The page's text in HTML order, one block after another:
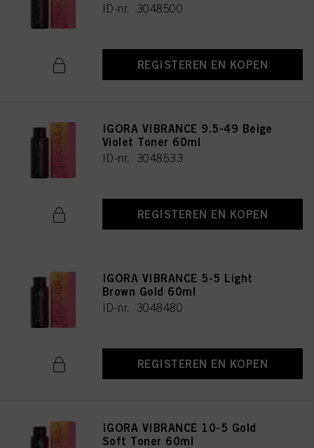
ID-nr. 3048500
REGISTEREN EN KOPEN
IGORA VIBRANCE 9.5-49 Beige
Violet Toner 60ml
ID-nr. 3048533
REGISTEREN EN KOPEN
IGORA VIBRANCE 5-5 Light
Brown Gold 60ml
ID-nr. 3048480
REGISTEREN EN KOPEN
IGORA VIBRANCE 10-5 Gold
Soft Toner 60ml